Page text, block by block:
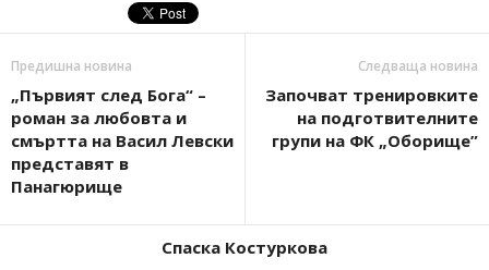
Предишна новина
„Първият след Бога“ –
роман за любовта и
смъртта на Васил Левски
представят в
Панагюрище
Следваща новина
Започват тренировките
на подготвителните
групи на ФК „Оборище”
Спаска Костуркова